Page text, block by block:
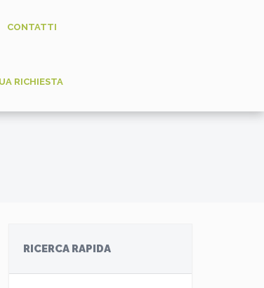
CONTATTI
RICHIESTA
RICERCA RAPIDA